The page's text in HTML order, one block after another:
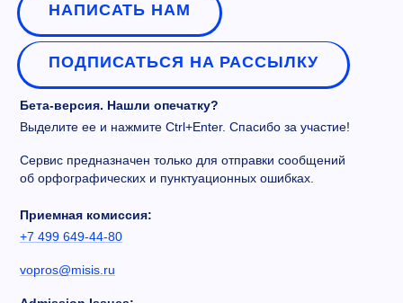
НАПИСАТЬ НАМ
ПОДПИСАТЬСЯ НА РАССЫЛКУ
Бета-версия. Нашли опечатку?
Выделите ее и нажмите Ctrl+Enter. Спасибо за участие!
Сервис предназначен только для отправки сообщений
об орфографических и пунктуационных ошибках.
Приемная комиссия:
+7 499 649-44-80
vopros@misis.ru